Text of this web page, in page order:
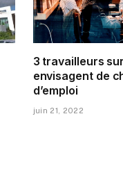
3 travailleurs
envisagent de
d’emploi
juin 21, 2022